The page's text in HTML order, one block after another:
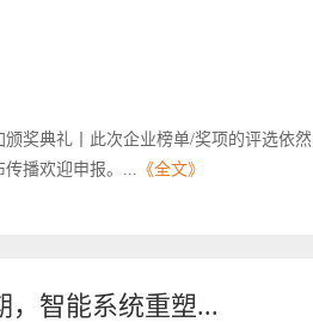
奖典礼丨此次企业榜单/奖项的评选依然
播欢迎申报。... 《全文》
，智能系统重塑...